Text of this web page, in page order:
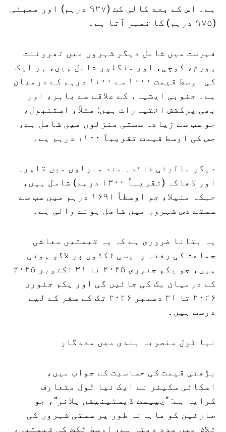
ہے۔ اس کے بعد کالی کٹ (۹۳۷ درہم) اور ممبئی
(۹۷۵ درہم) کا نمبر آتا ہے۔
فہرست میں شامل دیگر شہروں میں تھروننت
پورم، کوچی، اور منگلور شامل ہیں، ہر ایک
کی اوسط قیمت ۱۰۰۰ سے ۱۱۰۰ درہم کے درمیان
ہے۔ جنوبی ایشیاء کے علاقے سے باہر، اور
بھی پرکشش اختیارات ہیں: مثلاً، استنبول،
جو سب سے زیادہ سستی منزلوں میں شامل ہے،
جس کی اوسط قیمت تقریباً ۱۱۰۰ درہم ہے۔
دیگر مالیتی فائدہ مند منزلوں میں قاہرہ
اور ڈھاکہ (تقریباً ۱۳۰۰ درہم) شامل ہیں،
جبکہ منیلا، جو اوسطاً ۱۶۹۱ درہم میں سب سے
سستے دس شہروں میں شامل ہونے والی ہے۔
یہ بتانا ضروری ہے کہ یہ قیمتیں معاشی
جماعت کی رفتہ واپسی ٹکٹوں پر لاگو ہوتی
ہیں، جو یکم جنوری ۲۰۲۵ تا ۳۱ اکتوبر ۲۰۲۵
کے درمیان بک کی جائیں گی اور یکم جنوری
۲۰۲۶ تا ۳۱ دسمبر ۲۰۲۶ تک کے سفر کے لیے
درست ہیں۔
نیا ٹول منصوبہ بندی میں مددگار
بڑھتی قیمت کی حساسیت کے جواب میں،
اسکائی سکینر نے ایک نیا ٹول متعارف
کرایا ہے: ”چپیسٹ ڈیسٹینیشن پلانر“، جو
صارفین کو ماہانہ طور پر سستی شہروں کی
تلاش میں مدد دیتا ہے، اوسط ٹکٹ کی قیمتیں،